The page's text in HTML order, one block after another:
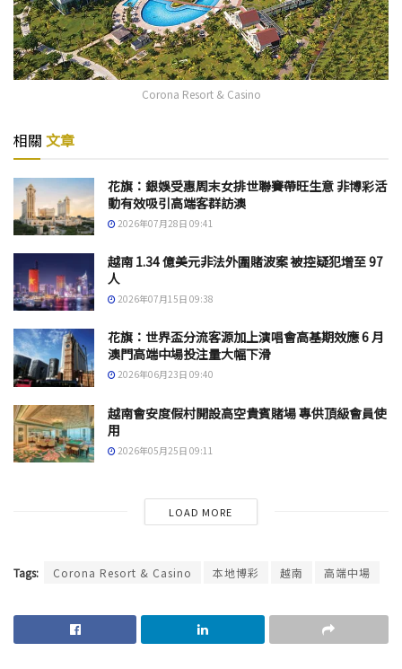
Corona Resort & Casino
相關 文章
花旗：銀娛受惠周末女排世聯賽帶旺生意 非博彩活
動有效吸引高端客群訪澳
2026年07月28日 09:41
越南 1.34 億美元非法外圍賭波案 被控疑犯增至 97
人
2026年07月15日 09:38
花旗：世界盃分流客源加上演唱會高基期效應 6 月
澳門高端中場投注量大幅下滑
2026年06月23日 09:40
越南會安度假村開設高空貴賓賭場 專供頂級會員使
用
2026年05月25日 09:11
LOAD MORE
Tags: Corona Resort & Casino 本地博彩 越南 高端中場